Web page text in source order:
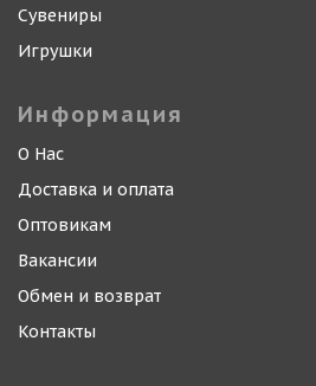
Сувениры
Игрушки
Информация
О Нас
Доставка и оплата
Оптовикам
Вакансии
Обмен и возврат
Контакты